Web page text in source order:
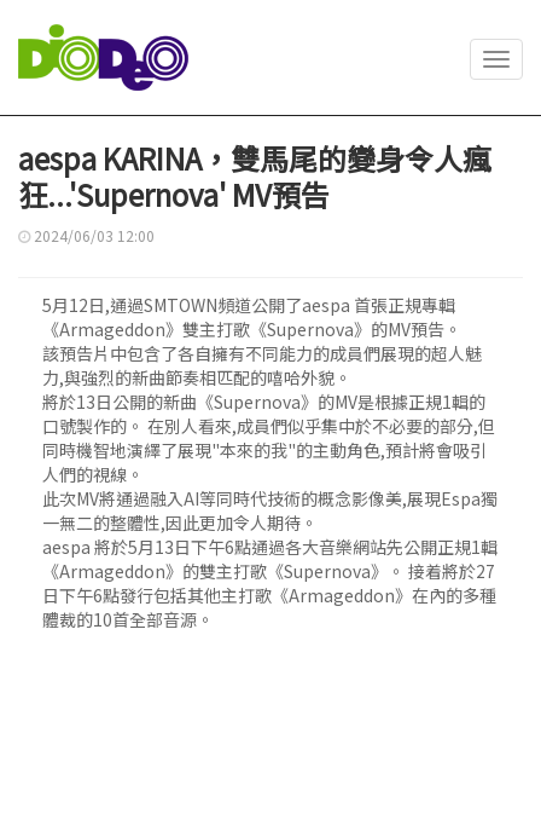
aespa KARINA，雙馬尾的變身令人瘋
狂...'Supernova' MV預告
2024/06/03 12:00
5月12日,通過SMTOWN頻道公開了aespa 首張正規專輯
《Armageddon》雙主打歌《Supernova》的MV預告。
該預告片中包含了各自擁有不同能力的成員們展現的超人魅
力,與強烈的新曲節奏相匹配的嘻哈外貌。
將於13日公開的新曲《Supernova》的MV是根據正規1輯的
口號製作的。 在別人看來,成員們似乎集中於不必要的部分,但
同時機智地演繹了展現"本來的我"的主動角色,預計將會吸引
人們的視線。
此次MV將通過融入AI等同時代技術的概念影像美,展現Espa獨
一無二的整體性,因此更加令人期待。
aespa 將於5月13日下午6點通過各大音樂網站先公開正規1輯
《Armageddon》的雙主打歌《Supernova》。 接着將於27
日下午6點發行包括其他主打歌《Armageddon》在內的多種
體裁的10首全部音源。